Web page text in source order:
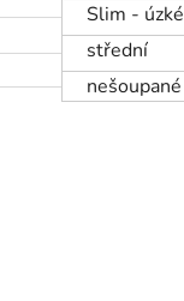
Slim - úzké
střední
nešoupané